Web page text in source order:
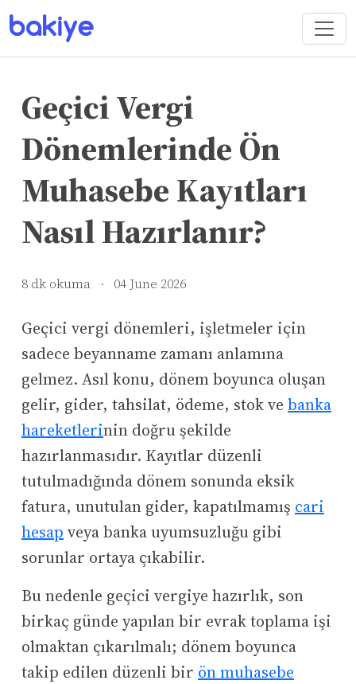
Geçici Vergi
Dönemlerinde Ön
Muhasebe Kayıtları
Nasıl Hazırlanır?
8 dk okuma · 04 June 2026
Geçici vergi dönemleri, işletmeler için
sadece beyanname zamanı anlamına
gelmez. Asıl konu, dönem boyunca oluşan
gelir, gider, tahsilat, ödeme, stok ve banka
hareketlerinin doğru şekilde
hazırlanmasıdır. Kayıtlar düzenli
tutulmadığında dönem sonunda eksik
fatura, unutulan gider, kapatılmamış cari
hesap veya banka uyumsuzluğu gibi
sorunlar ortaya çıkabilir.
Bu nedenle geçici vergiye hazırlık, son
birkaç günde yapılan bir evrak toplama işi
olmaktan çıkarılmalı; dönem boyunca
takip edilen düzenli bir ön muhasebe